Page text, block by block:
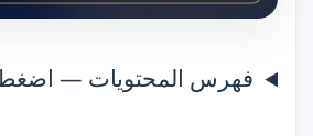
فهرس المحتويات —